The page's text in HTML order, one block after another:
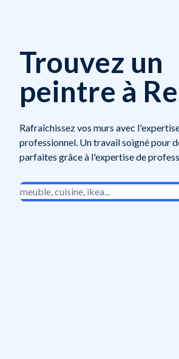
Trouvez un
peintre à
Rafraîchissez vos murs avec
professionnel. Un travail soigné pour
parfaites grâce à l'expertise de